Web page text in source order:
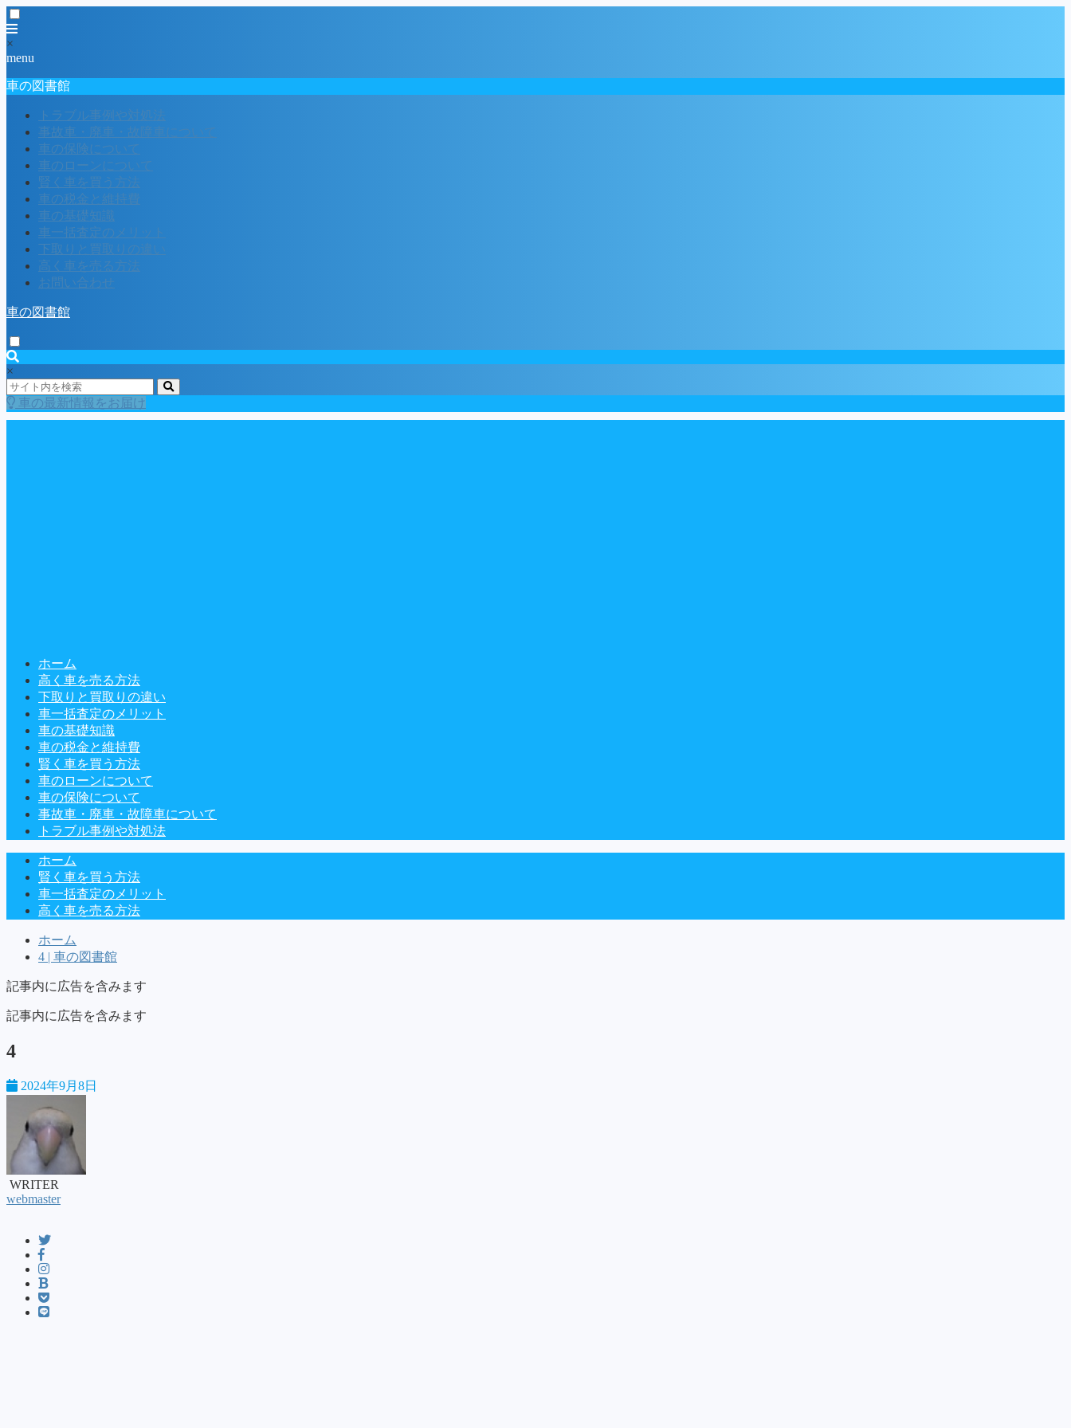
×
menu
車の図書館
トラブル事例や対処法
事故車・廃車・故障車について
車の保険について
車のローンについて
賢く車を買う方法
車の税金と維持費
車の基礎知識
車一括査定のメリット
下取りと買取りの違い
高く車を売る方法
お問い合わせ
車の図書館
×
車の最新情報をお届け
ホーム
高く車を売る方法
下取りと買取りの違い
車一括査定のメリット
車の基礎知識
車の税金と維持費
賢く車を買う方法
車のローンについて
車の保険について
事故車・廃車・故障車について
トラブル事例や対処法
ホーム
賢く車を買う方法
車一括査定のメリット
高く車を売る方法
ホーム
4 | 車の図書館
記事内に広告を含みます
記事内に広告を含みます
4
2024年9月8日
WRITER
webmaster